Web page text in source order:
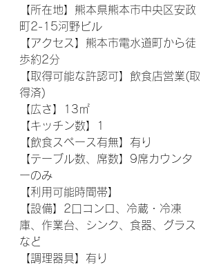
【所在地】熊本県熊本市中央区安政
町2-15河野ビル
【アクセス】熊本市電水道町から徒
歩約2分
【取得可能な許認可】飲食店営業(取
得済)
【広さ】13㎡
【キッチン数】1
【飲食スペース有無】有り
【テーブル数、席数】9席カウンタ
ーのみ
【利用可能時間帯】
【設備】2口コンロ、冷蔵・冷凍
庫、作業台、シンク、食器、グラス
など
【調理器具】有り